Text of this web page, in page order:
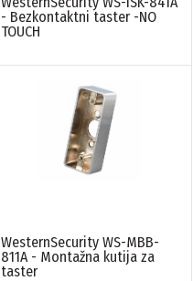
- Bezkontaktni taster -NO
TOUCH
WesternSecurity WS-MBB-
811A - Montažna kutija za
taster